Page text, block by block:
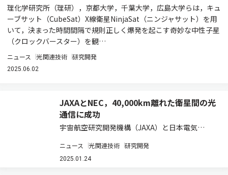
理化学研究所（理研），京都大学，千葉大学，広島大学らは，キュ
ーブサット（CubeSat）X線衛星NinjaSat（ニンジャサット）を用
いて，決まった時間間隔で規則正しく爆発を起こす奇妙な中性子星
（クロックバースター）を観…
ニュース 光関連技術 研究開発
2025.06.02
JAXAとNEC，40,000km離れた衛星間の光
通信に成功
宇宙航空研究開発機構（JAXA）と日本電気
（ALOS-4）と約40,000km離れた静止軌道の光デ
ータ中継衛星との間で，JAXAの光衛星間通信シ
ニュース 光関連技術 研究開発
2025.01.24